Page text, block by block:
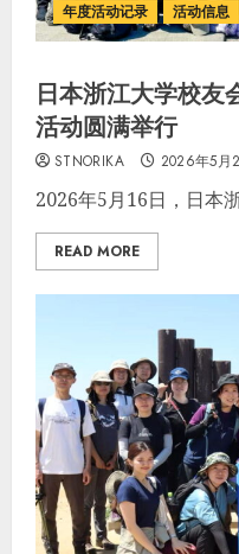
年度活动记录 活动信息
日本浙江大学校友
活动圆满举行
STNORIKA 2026年5月
2026年5月16日，日本
READ MORE